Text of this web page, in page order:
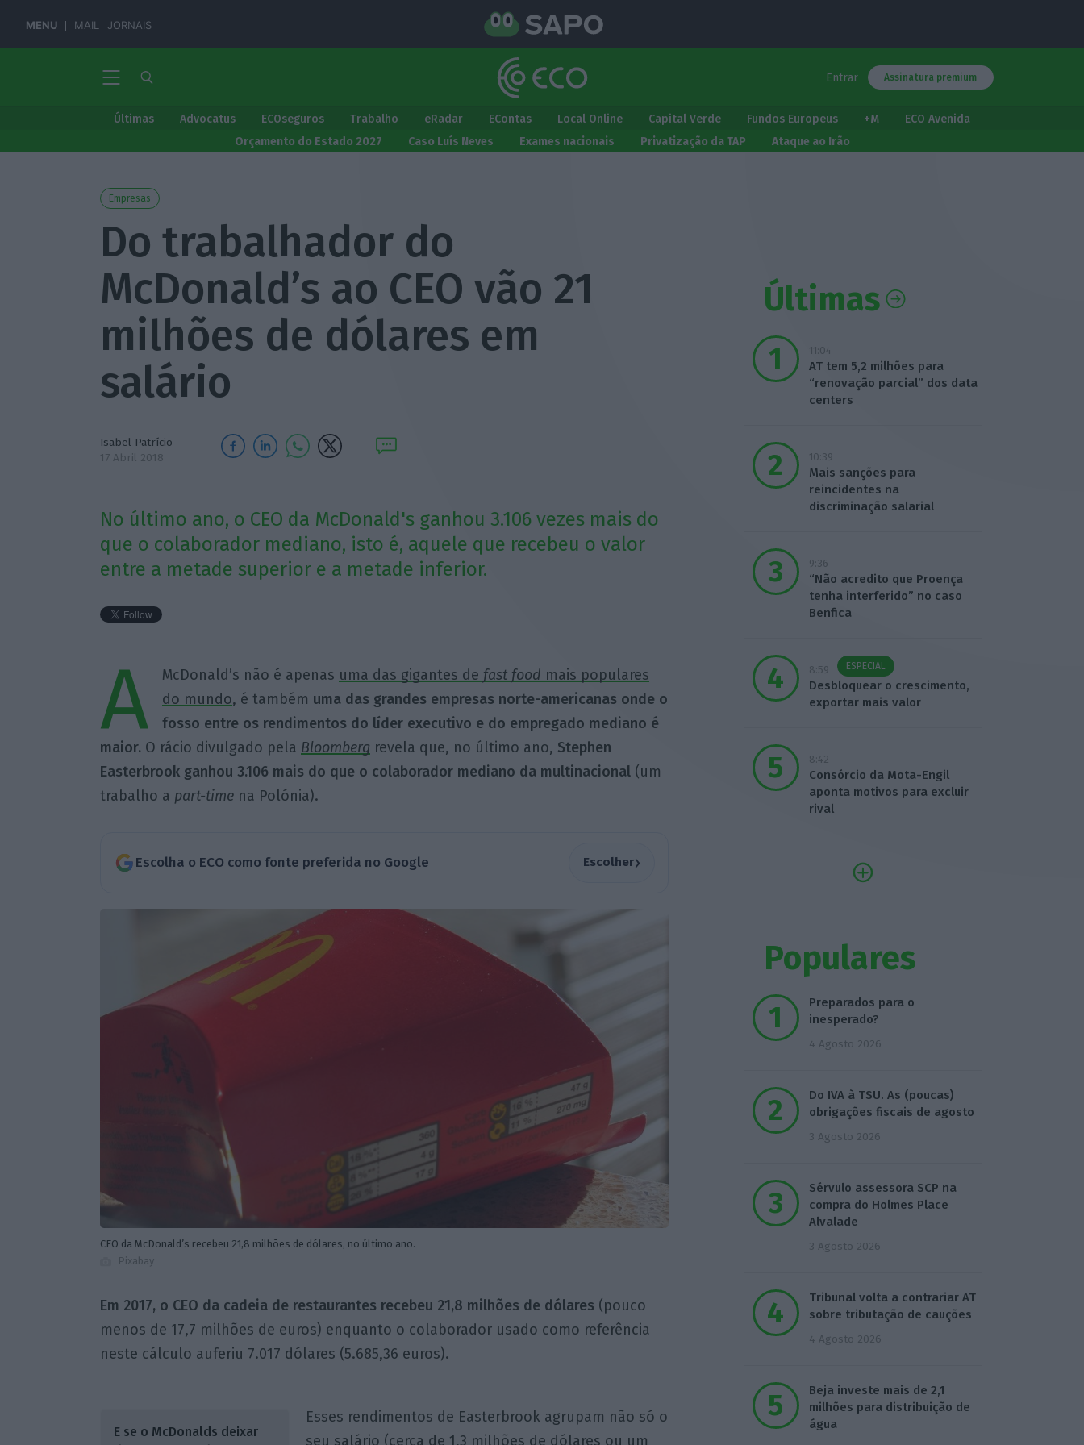
MENU MAIL JORNAIS
Entrar Assinatura premium
Últimas Advocatus ECOseguros Trabalho eRadar EContas Local Online Capital Verde Fundos Europeus +M
ECO Avenida
Orçamento do Estado 2027
Caso Luís Neves Exames nacionais Privatização da TAP Ataque ao Irão
Empresas
Do trabalhador do
McDonald’s ao CEO vão 21
milhões de dólares em
salário
Isabel Patrício
17 Abril 2018
No último ano, o CEO da McDonald's ganhou 3.106 vezes mais do
que o colaborador mediano, isto é, aquele que recebeu o valor
entre a metade superior e a metade inferior.
A McDonald’s não é apenas uma das gigantes de fast food mais populares
do mundo, é também uma das grandes empresas norte-americanas onde o
fosso entre os rendimentos do líder executivo e do empregado mediano é
maior. O rácio divulgado pela Bloomberg revela que, no último ano, Stephen
Easterbrook ganhou 3.106 mais do que o colaborador mediano da multinacional(um
trabalho a part-timena Polónia).
Escolha o ECO como fonte preferida no Google Escolher›
CEO da McDonald’s recebeu 21,8 milhões de dólares, no último ano.
Pixabay
Em 2017, o CEO da cadeia de restaurantes recebeu 21,8 milhões de dólares (pouco
menos de 17,7 milhões de euros) enquanto o colaborador usado como referência
neste cálculo auferiu 7.017 dólares (5.685,36 euros).
E se o McDonalds deixar
Esses rendimentos de Easterbrook agrupam não só o
seu salário (cerca de 1,3 milhões de dólares ou um
Últimas
11:04
AT tem 5,2 milhões para
“renovação parcial” dos data
centers
10:39
Mais sanções para
reincidentes na
discriminação salarial
9:36
“Não acredito que Proença
tenha interferido” no caso
Benfica
8:59 ESPECIAL
Desbloquear o crescimento,
exportar mais valor
8:42
Consórcio da Mota-Engil
aponta motivos para excluir
rival
Populares
Preparados para o
inesperado?
4 Agosto 2026
Do IVA à TSU. As (poucas)
obrigações fiscais de agosto
3 Agosto 2026
Sérvulo assessora SCP na
compra do Holmes Place
Alvalade
3 Agosto 2026
Tribunal volta a contrariar AT
sobre tributação de cauções
4 Agosto 2026
Beja investe mais de 2,1
milhões para distribuição de
água